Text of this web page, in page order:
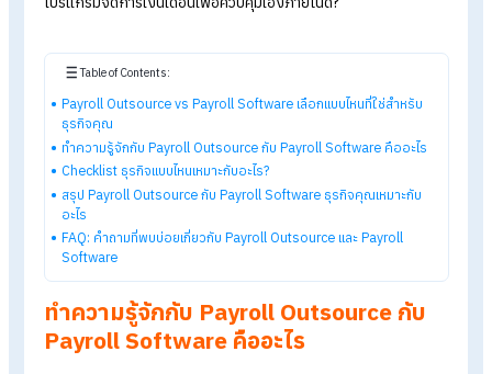
Payroll Outsource vs
Payroll Software เลือกแบบ
ไหนที่ใช่สำหรับธุรกิจคุณ
ในวันที่ธุรกิจโตขึ้นสิ่งหนึ่งที่ซับซ้อนตามไปด้วยคือ
เดือน"ไม่ว่าจะเป็นเรื่องภาษี ประกันสังคม โอที หรือการหักขาดลาม
สายที่ต้องแม่นยำ
หลายบริษัทจึงเริ่มมองหาตัวช่วย แต่คำถามคือเร
ควรจะจ้างมืออาชีพภายนอกมาดูแลให้จบ ๆ ไป? หรือจะลงทุนกับ
โปรแกรมจัดการเงินเดือนเพื่อควบคุมเองภายในดี?